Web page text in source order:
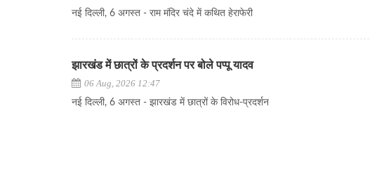
नई दिल्ली, 6 अगस्त - राम मंदिर चंदे में कथित हेराफेरी
झारखंड में छात्रों के प्रदर्शन पर बोले पप्पू यादव
06 Aug, 2026 12:47
नई दिल्ली, 6 अगस्त - झारखंड में छात्रों के विरोध-प्रदर्शन